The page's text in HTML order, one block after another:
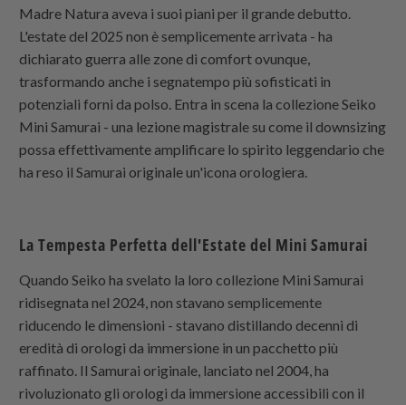
Madre Natura aveva i suoi piani per il grande debutto.
L'estate del 2025 non è semplicemente arrivata - ha
dichiarato guerra alle zone di comfort ovunque,
trasformando anche i segnatempo più sofisticati in
potenziali forni da polso. Entra in scena la collezione Seiko
Mini Samurai - una lezione magistrale su come il downsizing
possa effettivamente amplificare lo spirito leggendario che
ha reso il Samurai originale un'icona orologiera.
La Tempesta Perfetta dell'Estate del Mini Samurai
Quando Seiko ha svelato la loro collezione Mini Samurai
ridisegnata nel 2024, non stavano semplicemente
riducendo le dimensioni - stavano distillando decenni di
eredità di orologi da immersione in un pacchetto più
raffinato. Il Samurai originale, lanciato nel 2004, ha
rivoluzionato gli orologi da immersione accessibili con il